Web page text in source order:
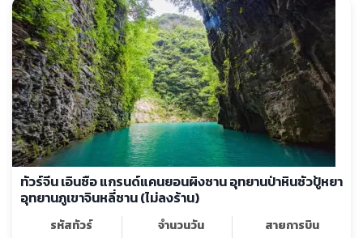
ทัวร์จีน เอินซือ แกรนด์แคนยอนผิงซาน อุทยานป่าหินซัวปู้หยา
อุทยานภูเขาจินหลี่ซาน (ไม่ลงร้าน)
รหัสทัวร์
จำนวนวัน
สายการบิน